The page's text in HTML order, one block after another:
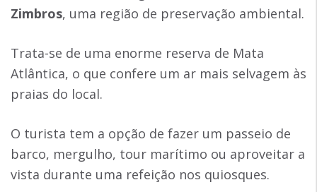
Zimbros, uma região de preservação ambiental.
Trata-se de uma enorme reserva de Mata
Atlântica, o que confere um ar mais selvagem às
praias do local.
O turista tem a opção de fazer um passeio de
barco, mergulho, tour marítimo ou aproveitar a
vista durante uma refeição nos quiosques.